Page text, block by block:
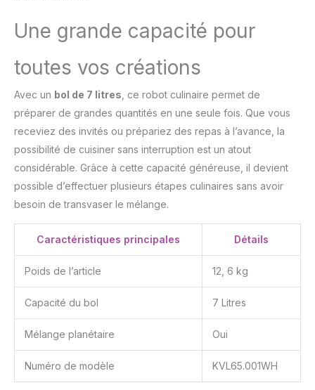
soulèvement
garantissent les meilleurs
préparation DIVERSIFIÉ :
inclus, il existe plus de 25
accessoires optionnels
pour hacher la viande,
faire des pâtes maison,
cuire du pain, etc
ACCESSOIRES INCLUS :
Ensemble de pâtisserie
en 3 pièces comprenant
un crochet pétrisseur en
acier inoxydable, ainsi
d'une capacité de 5
litres, un couvercle anti-
éclaboussures et une
spatule
Une grande capacité pour
toutes vos créations
Avec un bol de 7 litres , ce robot culinaire permet de
préparer de grandes quantités en une seule fois. Que vous
receviez des invités ou prépariez des repas à l’avance, la
possibilité de cuisiner sans interruption est un atout
considérable. Grâce à cette capacité généreuse, il devient
possible d’effectuer plusieurs étapes culinaires sans avoir
besoin de transvaser le mélange.
Caractéristiques principales Détails
Poids de l’article 12, 6 kg
Capacité du bol 7 Litres
Mélange planétaire Oui
Numéro de modèle KVL65.001WH